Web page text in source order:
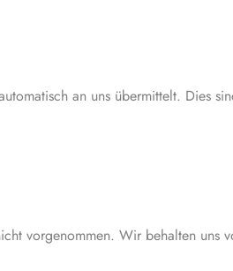
an uns übermittelt. Dies
vorgenommen. Wir behalten uns